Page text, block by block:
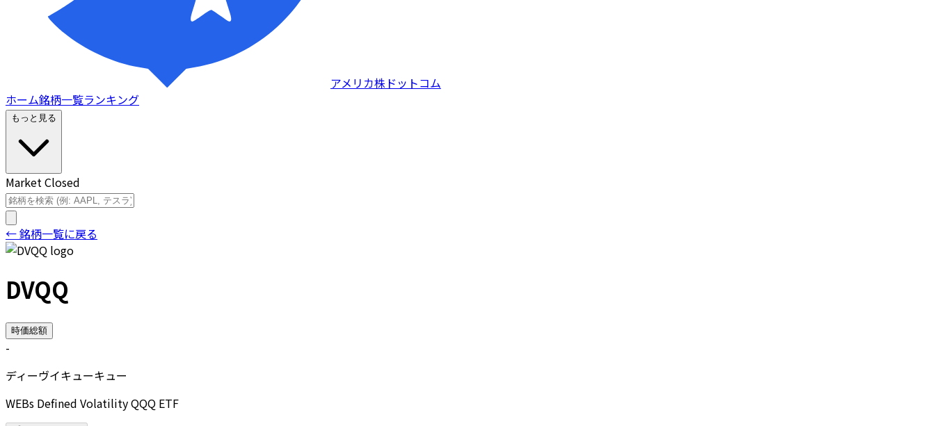
アメリカ株ドットコム
ホーム銘柄一覧ランキング
もっと見る
Market Closed
← 銘柄一覧に戻る
DVQQ
時価総額
-
ディーヴイキューキュー
WEBs Defined Volatility QQQ ETF